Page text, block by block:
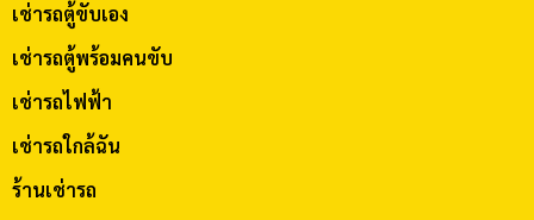
เช่ารถตู้ขับเอง
เช่ารถตู้พร้อมคนขับ
เช่ารถไฟฟ้า
เช่ารถใกล้ฉัน
ร้านเช่ารถ